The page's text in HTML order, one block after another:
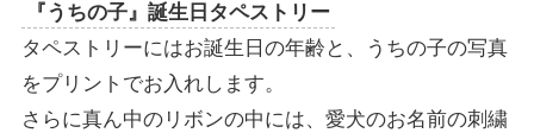
『うちの子』誕生日タペストリー
タペストリーにはお誕生日の年齢と、うちの子の写真
をプリントでお入れします。
さらに真ん中のリボンの中には、愛犬のお名前の刺繍